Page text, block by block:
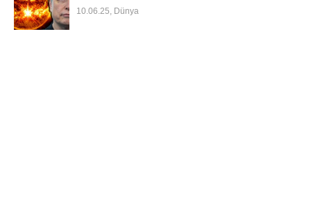
10.06.25, Dünya